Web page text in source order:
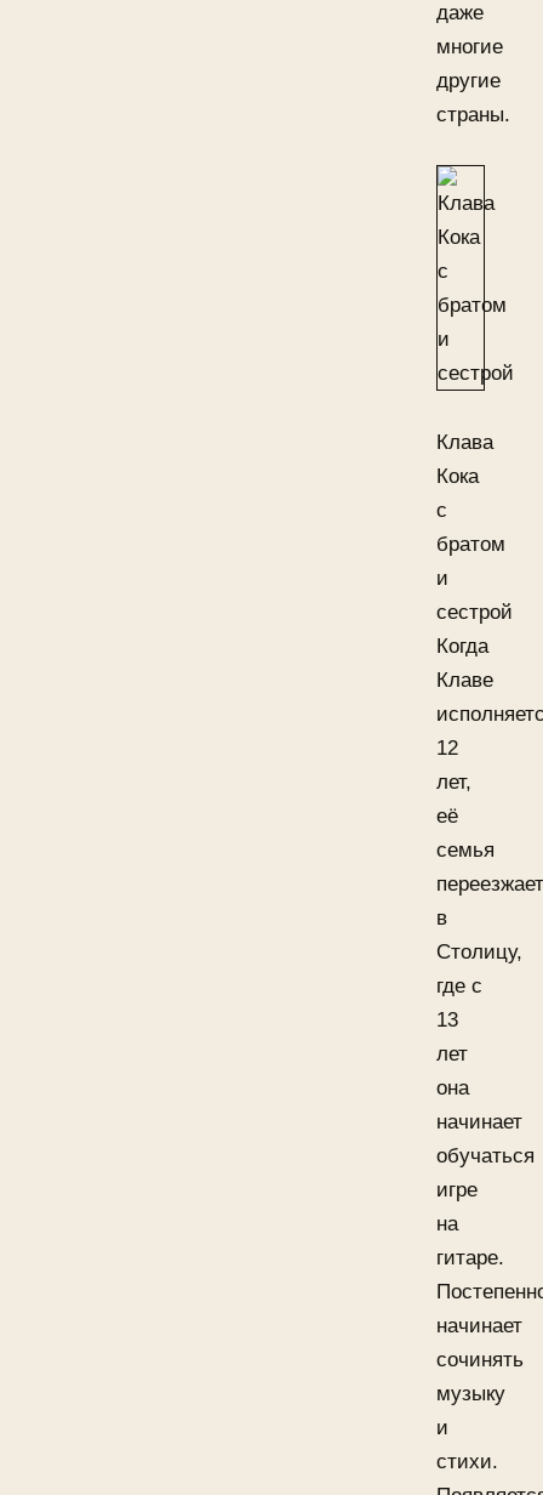
даже
многие
другие
страны.
Клава
Кока
с
братом
и
сестрой
Когда
Клаве
12
лет,
её
семья
переезжает
в
Столицу,
где с
13
лет
она
начинает
обучаться
игре
на
гитаре.
начинает
сочинять
музыку
и
стихи.